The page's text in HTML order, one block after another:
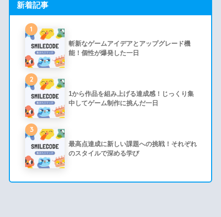
新着記事
1
斬新なゲームアイデアとアップグレード機
能！個性が爆発した一日
2
1から作品を組み上げる達成感！じっくり集
中してゲーム制作に挑んだ一日
3
最高点達成に新しい課題への挑戦！それぞれ
のスタイルで深める学び